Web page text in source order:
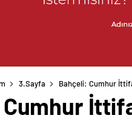
3.Sayfa Bahçeli: Cumhur